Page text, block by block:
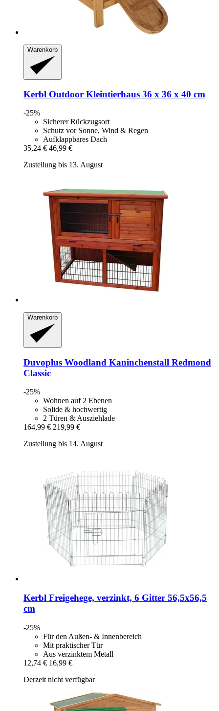
Warenkorb
Kerbl Outdoor Kleintierhaus 36 x 36 x 40 cm
-25%
Sicherer Rückzugsort
Schutz vor Sonne, Wind & Regen
Aufklappbares Dach
35,24 € 46,99 €
Zustellung bis 13. August
Warenkorb
Duvoplus Woodland Kaninchenstall Redmond
Classic
-25%
Wohnen auf 2 Ebenen
Solide & hochwertig
2 Türen & Ausziehlade
164,99 € 219,99 €
Zustellung bis 14. August
Kerbl Freigehege, verzinkt, 6 Gitter 56,5x56,5
cm
-25%
Für den Außen- & Innenbereich
Mit praktischer Tür
Aus verzinktem Metall
12,74 € 16,99 €
Derzeit nicht verfügbar